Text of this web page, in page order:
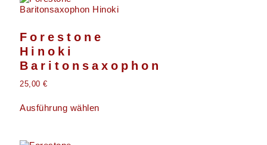
Forestone
Hinoki
Baritonsaxophon
25,00 €
Ausführung wählen